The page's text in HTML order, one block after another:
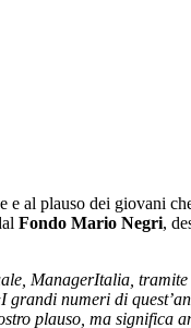
e al plauso dei giovani
Fondo Mario Negri,
ManagerItalia,
grandi numeri di
plauso, ma significa